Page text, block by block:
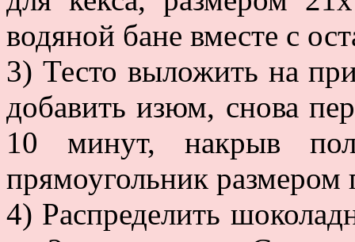
водяной бане вместе с
3) Тесто выложить на
добавить изюм, снова
10 минут, накрыв
прямоугольник
4) Распределить